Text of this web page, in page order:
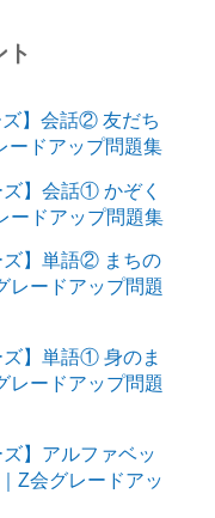
ト
ズ】会話② 友だち
ードアップ問題集
ズ】会話① かぞく
ードアップ問題集
ズ】単語② まちの
レードアップ問題
ズ】単語① 身のま
レードアップ問題
】アルファベッ
Z会グレードアッ